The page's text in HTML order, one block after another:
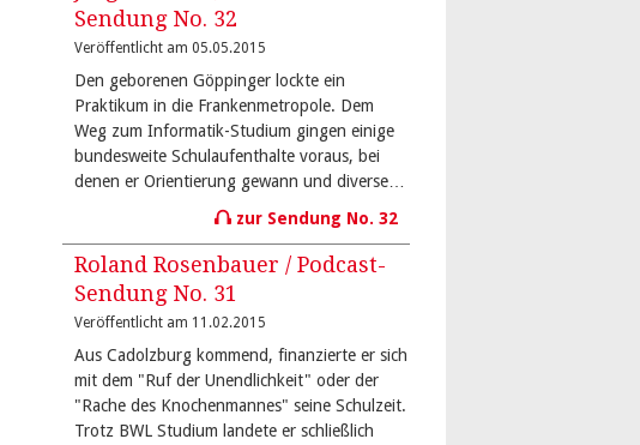
Sendung No. 32
Veröffentlicht am 05.05.2015
Den geborenen Göppinger lockte ein
Praktikum in die Frankenmetropole. Dem
Weg zum Informatik-Studium gingen einige
bundesweite Schulaufenthalte voraus, bei
denen er Orientierung gewann und diverse…
zur Sendung No. 32
Roland Rosenbauer / Podcast-
Sendung No. 31
Veröffentlicht am 11.02.2015
Aus Cadolzburg kommend, finanzierte er sich
mit dem "Ruf der Unendlichkeit" oder der
"Rache des Knochenmannes" seine Schulzeit.
Trotz BWL Studium landete er schließlich